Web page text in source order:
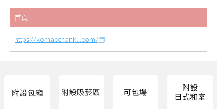
首頁
https://komacchanku.com/